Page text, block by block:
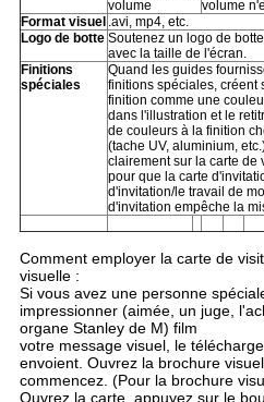
volume
volume
Format visuel .avi, mp4, etc.
Logo de botte Soutenez un logo de
avec la taille de l'écran.
Finitions
spéciales
Quand les guides
finitions spéciales, créent
finition comme une
dans l'illustration et le
de couleurs à la finition
(tache UV, aluminium,
clairement sur la carte de
pour que la carte
d'invitation/le travail de
d'invitation empêche la
Comment employer la carte de
visuelle :
Si vous avez une personne
impressionner (aimée, un juge,
organe Stanley de M) film
votre message visuel, le
envoient. Ouvrez la brochure
commencez. (Pour la brochure
Ouvrez la carte, appuyez sur le